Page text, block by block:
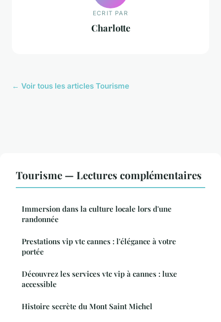
ECRIT PAR
Charlotte
← Voir tous les articles Tourisme
Tourisme — Lectures complémentaires
Immersion dans la culture locale lors d'une
randonnée
Prestations vip vtc cannes : l'élégance à votre
portée
Découvrez les services vtc vip à cannes : luxe
accessible
Histoire secrète du Mont Saint Michel